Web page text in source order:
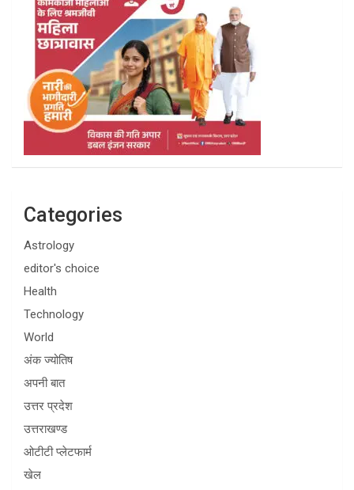
Categories
Astrology
editor's choice
Health
Technology
World
अंक ज्योतिष
अपनी बात
उत्तर प्रदेश
उत्तराखण्ड
ओटीटी प्लेटफार्म
खेल